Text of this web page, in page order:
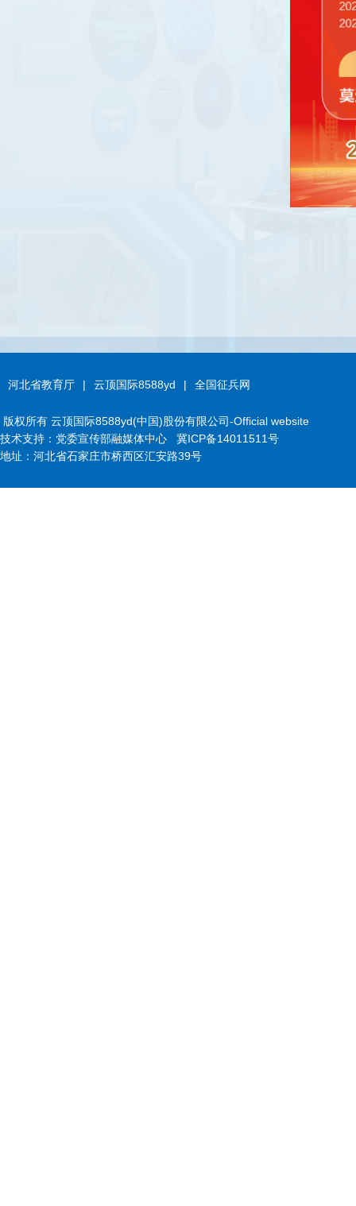
河北省教育厅 | 云顶国际8588yd | 全国征兵网
版权所有 云顶国际8588yd(中国)股份有限公司-Official website
技术支持：党委宣传部融媒体中心 冀ICP备14011511号
地址：河北省石家庄市桥西区汇安路39号